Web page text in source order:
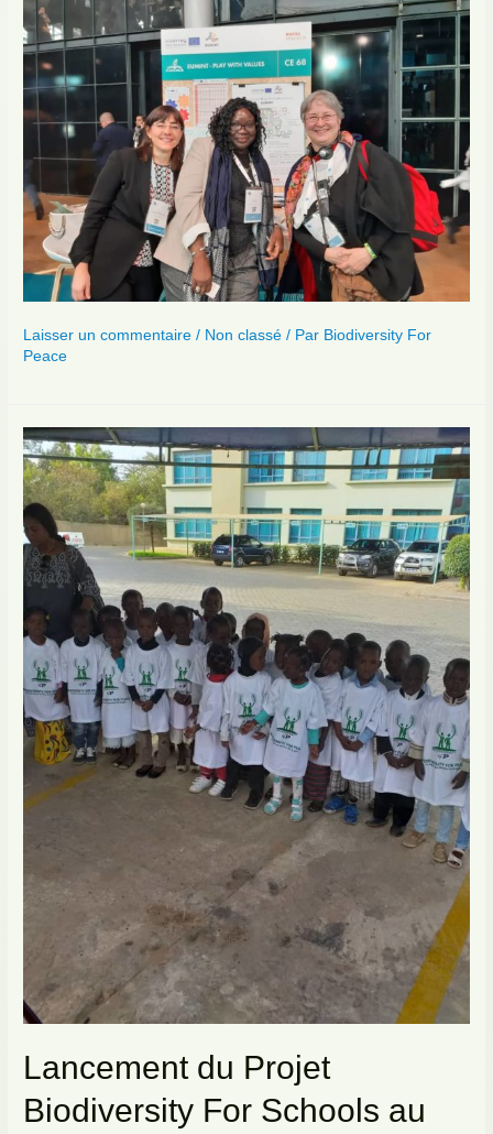
Laisser un commentaire / Non classé / Par Biodiversity For
Peace
Lancement du Projet
Biodiversity For Schools au